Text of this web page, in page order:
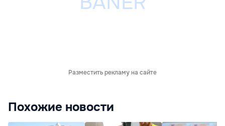
Разместить рекламу на сайте
Похожие новости